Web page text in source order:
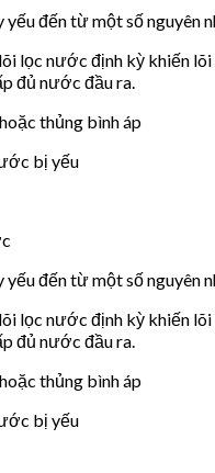
đến từ một số nguyên
lọc nước định kỳ khiến
đủ nước đầu ra.
thủng bình áp
bị yếu
đến từ một số nguyên
lọc nước định kỳ khiến
đủ nước đầu ra.
thủng bình áp
bị yếu